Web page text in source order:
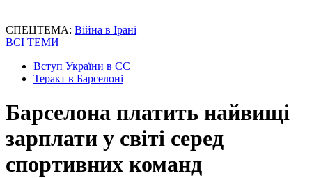
СПЕЦТЕМА: Війна в Ірані
ВСІ ТЕМИ
Вступ України в ЄС
Теракт в Барселоні
Барселона платить найвищі
зарплати у світі серед
спортивних команд